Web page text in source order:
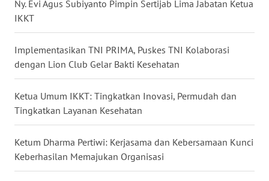
Ny. Evi Agus Subiyanto Pimpin Sertijab Lima Jabatan Ketua
IKKT
Implementasikan TNI PRIMA, Puskes TNI Kolaborasi
dengan Lion Club Gelar Bakti Kesehatan
Ketua Umum IKKT: Tingkatkan Inovasi, Permudah dan
Tingkatkan Layanan Kesehatan
Ketum Dharma Pertiwi: Kerjasama dan Kebersamaan Kunci
Keberhasilan Memajukan Organisasi
JOGJA
JATIM
WN
BALI